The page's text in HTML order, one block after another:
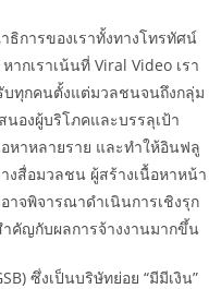
การของเราทั้งทางโทรทัศน์
กเราเน้นที่ Viral Video เรา
บทุกคนตั้งแต่มวลชนจนถึงกลุ่ม
องผู้บริโภคและบรรลุเป้า
หาหลายราย และทำให้อินฟลู
งสื่อมวลชน ผู้สร้างเนื้อหาหน้า
จพิจารณาดำเนินการเชิงรุก
ำคัญกับผลการจ้างงานมากขึ้น
ซึ่งเป็นบริษัทย่อย “มีมีเงิน”